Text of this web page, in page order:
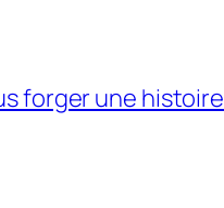
forger une histoire